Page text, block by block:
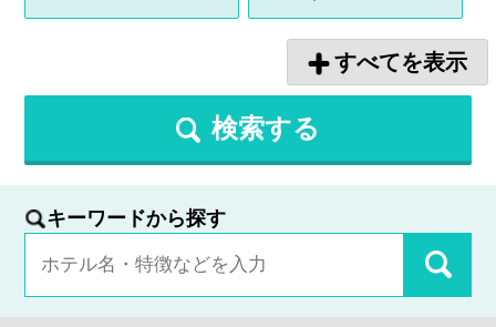
すべてを表示
検索する
キーワードから探す